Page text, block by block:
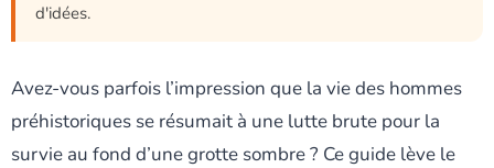
d'idées.
Avez-vous parfois l’impression que la vie des hommes
préhistoriques se résumait à une lutte brute pour la
survie au fond d’une grotte sombre ? Ce guide lève le